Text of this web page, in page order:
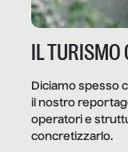
IL TURISMO
Diciamo spesso
il nostro
operatori e
concretizzarlo.